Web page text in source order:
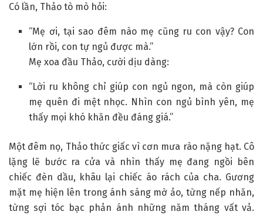
Có lần, Thảo tò mò hỏi:
“Mẹ ơi, tại sao đêm nào mẹ cũng ru con vậy? Con
lớn rồi, con tự ngủ được mà.”
Mẹ xoa đầu Thảo, cười dịu dàng:
“Lời ru không chỉ giúp con ngủ ngon, mà còn giúp
mẹ quên đi mệt nhọc. Nhìn con ngủ bình yên, mẹ
thấy mọi khó khăn đều đáng giá.”
Một đêm nọ, Thảo thức giấc vì cơn mưa rào nặng hạt. Cô
lặng lẽ bước ra cửa và nhìn thấy mẹ đang ngồi bên
chiếc đèn dầu, khâu lại chiếc áo rách của cha. Gương
mặt mẹ hiện lên trong ánh sáng mờ ảo, từng nếp nhăn,
từng sợi tóc bạc phản ánh những năm tháng vất vả.